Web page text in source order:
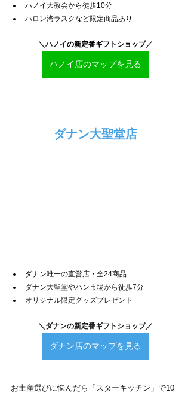
ハノイ大教会から徒歩10分
ハロン湾ラスクなど限定商品あり
＼ハノイの新定番ギフトショップ ／
ハノイ店のマップを見る
ダナン大聖堂店
ダナン唯一の直営店・全24商品
ダナン大聖堂やハン市場から徒歩7分
オリジナル限定グッズプレゼント
＼ダナンの新定番ギフトショップ／
ダナン店のマップを見る
お土産選びに悩んだら「スターキッチン」で10